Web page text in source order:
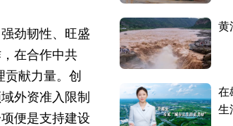
劲韧性、旺盛
在合作中共
献力量。创
外资准入限制
便是支持建设